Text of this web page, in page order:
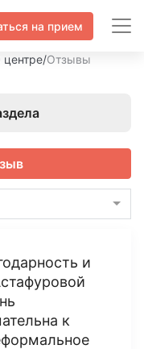
на прием
центре/Отзывы
и
к